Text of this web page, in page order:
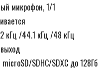
микрофон, 1/1
кГц /44.1 кГц /48 кГц
SDHC/SDXC до 128Гб